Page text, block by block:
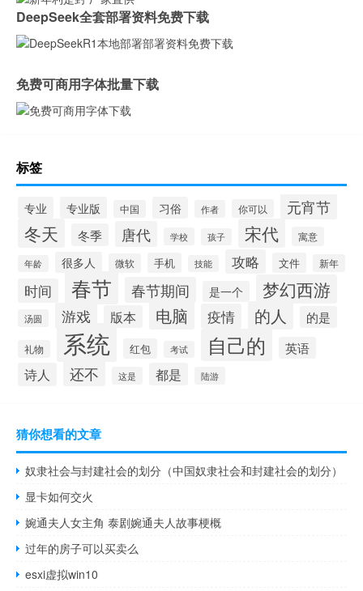
DeepSeek全套部署资料免费下载
免费可商用字体批量下载
标签
专业 专业版 中国 习俗 作者 你可以 元宵节
冬天 冬季 唐代 学校 孩子 宋代 寓意
年龄 很多人 微软 手机 技能 攻略 文件 新年
时间 春节 春节期间 是一个 梦幻西游
汤圆 游戏 版本 电脑 疫情 的人 的是
礼物 系统 红包 考试 自己的 英语
诗人 还不 这是 都是 陆游
猜你想看的文章
奴隶社会与封建社会的划分（中国奴隶社会和封建社会的划分）
显卡如何交火
婉通夫人女主角 泰剧婉通夫人故事梗概
过年的房子可以买卖么
esxi虚拟win10